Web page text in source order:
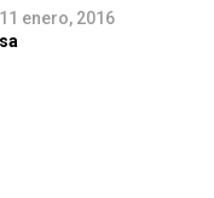
11 enero, 2016